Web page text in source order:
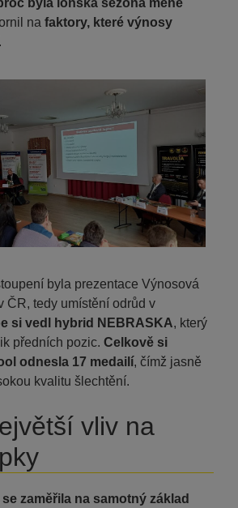
byla loňská sezona méně
na faktory, které výnosy
.
byla prezentace Výnosová
ČR, tedy umístění odrůd v
si vedl hybrid NEBRASKA, který
předních pozic. Celkově si
odnesla 17 medailí, čímž jasně
kvalitu šlechtění.
vliv na
zaměřila na samotný základ